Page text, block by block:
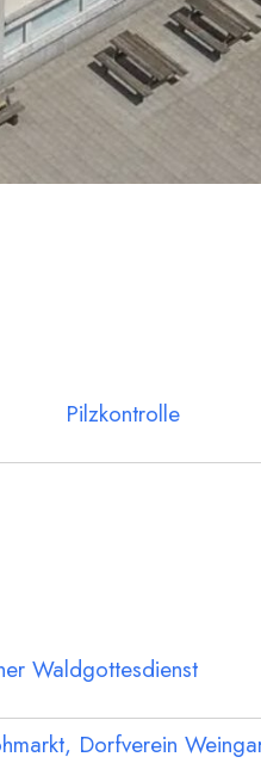
Pilzkontrolle
Waldgottesdienst
Dorfverein